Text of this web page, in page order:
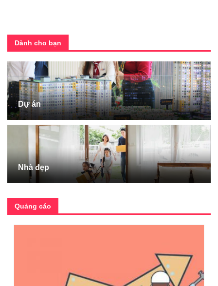
Dành cho bạn
Dự án
Nhà đẹp
Quảng cáo